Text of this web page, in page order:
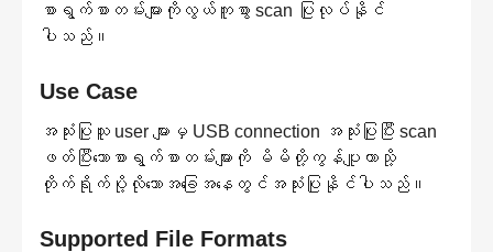
စာရွက်စာတမ်းများကိုလွယ်ကူစွာ scan ပြုလုပ်နိုင်
ပါသည်။
Use Case
အသုံးပြုသူ user များမှ USB connection အသုံးပြုပြီး scan
ဖတ်ပြီးသောစာရွက်စာတမ်းများကို မိမိတို့ကွန်ပျူတာသို့
တိုက်ရိုက်ပို့လိုသောအခြေအနေတွင်အသုံးပြုနိုင်ပါသည်။
Supported File Formats